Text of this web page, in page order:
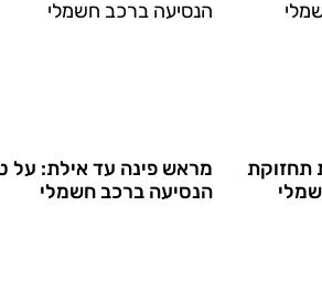
תחזוקת
מראש פינה עד אילת: על
הנסיעה ברכב חשמלי